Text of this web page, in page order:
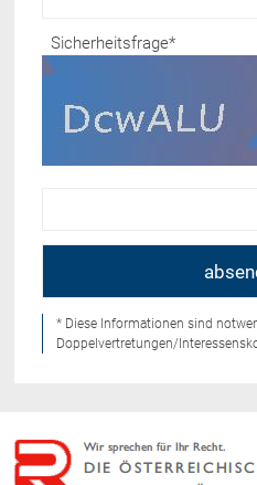
Sicherheitsfrage*
* Diese Informationen sind
Doppelvertretungen/